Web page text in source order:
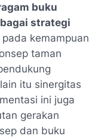
buku
strategi
kemampuan
taman
itu sinergitas
ini juga
gerakan
dan buku